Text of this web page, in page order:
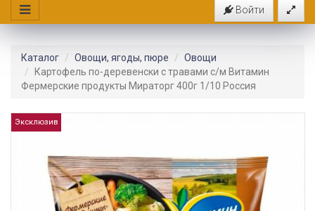
Войти
Каталог Овощи, ягоды, пюре
Овощи
Картофель по-деревенски с травами с/м Витамин
Фермерские продукты Мираторг 400г 1/10 Россия
Эксклюзив